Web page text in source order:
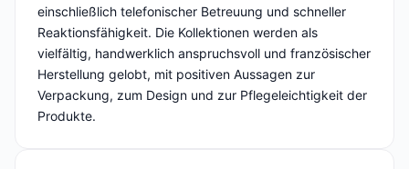
einschließlich telefonischer Betreuung und schneller
Reaktionsfähigkeit. Die Kollektionen werden als
vielfältig, handwerklich anspruchsvoll und französischer
Herstellung gelobt, mit positiven Aussagen zur
Verpackung, zum Design und zur Pflegeleichtigkeit der
Produkte.